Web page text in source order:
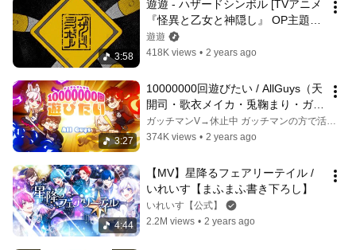
3:58
遊遊 - ハザードシンボル [TVアニメ
『怪異と乙女と神隠し』 OP主題歌]
Music Video（Full Ver.)
遊遊
418K views • 2 years ago
3:27
10000000回遊びたい / AllGuys（天
開司・歌衣メイカ・兎鞠まり・ガッ
チマンV）
ガッチマンV→休止中 ガッチマンの方で活動継続中
374K views • 2 years ago
4:44
【MV】星降るフェアリーテイル /
いれいす【まふまふ書き下ろし】
いれいす【公式】
2.2M views • 2 years ago